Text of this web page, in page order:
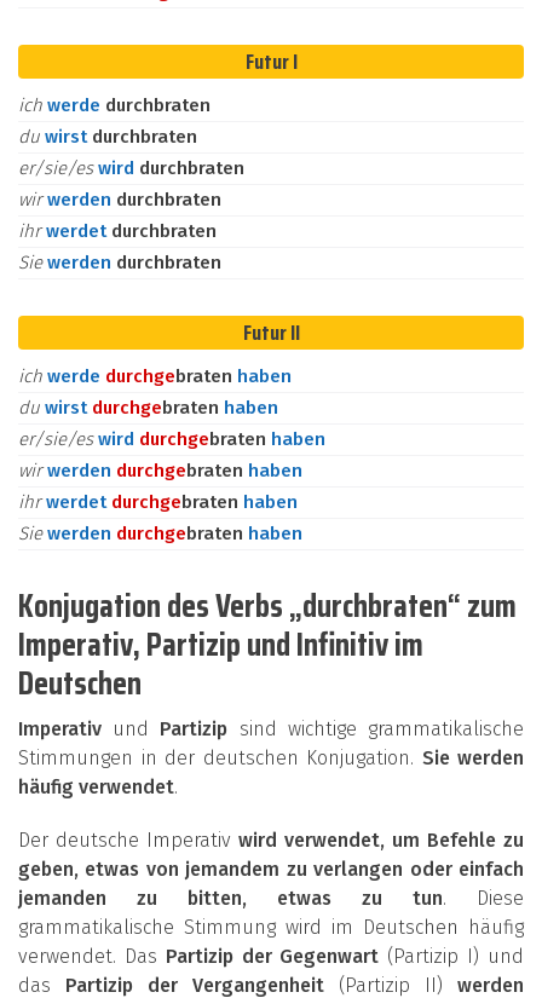
Futur I
ich werde durchbraten
du wirst durchbraten
er/sie/eswird durchbraten
wirwerden durchbraten
ihrwerdet durchbraten
Siewerden durchbraten
Futur II
ich werde durchgebraten haben
du wirst durchgebraten haben
er/sie/eswird durchgebraten haben
wirwerden durchgebraten haben
ihrwerdet durchgebraten haben
Siewerden durchgebraten haben
Konjugation des Verbs „durchbraten“ zum
Imperativ, Partizip und Infinitiv im
Deutschen
Imperativ und Partizip sind wichtige grammatikalische
Stimmungen in der deutschen Konjugation. Sie werden
häufig verwendet.
Der deutsche Imperativ wird verwendet, um Befehle zu
geben, etwas von jemandem zu verlangen oder einfach
jemanden zu bitten, etwas zu tun. Diese
grammatikalische Stimmung wird im Deutschen häufig
verwendet. Das Partizip der Gegenwart (Partizip I) und
das Partizip der Vergangenheit (Partizip II) werden